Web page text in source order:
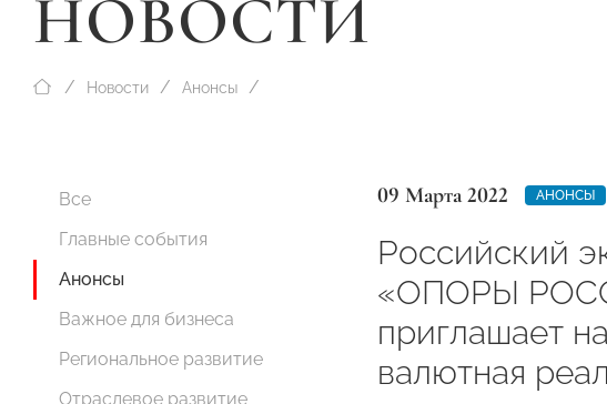
НОВОСТИ
Новости Анонсы
Все
Главные события
Анонсы
Важное для бизнеса
Региональное развитие
Отраслевое развитие
09 Марта 2022 АНОНСЫ
Российский
«ОПОРЫ
приглашает
валютная